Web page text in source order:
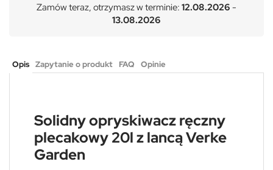
Zamów teraz, otrzymasz w terminie: 12.08.2026 -
13.08.2026
Opis Zapytanie o produkt FAQ Opinie
Solidny opryskiwacz ręczny
plecakowy 20l z lancą Verke
Garden